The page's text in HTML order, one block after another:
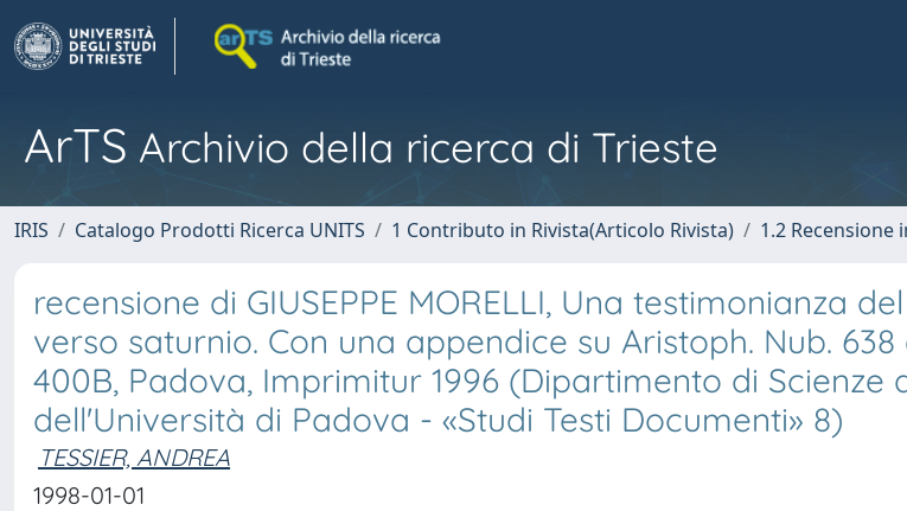
ArTS Archivio della ricerca di Trieste
IRIS Catalogo Prodotti Ricerca UNITS 1 Contributo in Rivista(Articolo Rivista) 1.2 Recensione
recensione di GIUSEPPE MORELLI, Una testimonianza
verso saturnio. Con una appendice su Aristoph. Nub. 638
400B, Padova, Imprimitur 1996 (Dipartimento di Scienze
dell'Università di Padova - «Studi Testi Documenti» 8)
TESSIER, ANDREA
1998-01-01